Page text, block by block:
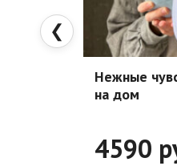
❮
Нежные
на дом
4590